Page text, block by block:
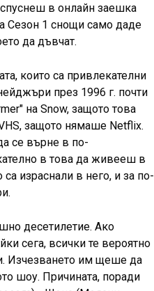
в онлайн заешка
Сезон 1 снощи само даде
да дъвчат.
които са привлекателни
през 1996 г. почти
на Snow, защото това
защото нямаше Netflix.
се върне в по-
в това да живееш в
израснали в него, и за по-
десетилетие. Ако
сега, всички те вероятно
Изчезването им щеше да
шоу. Причината, поради